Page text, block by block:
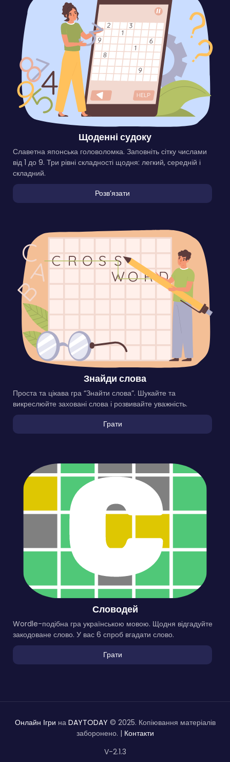
Щоденні судоку
Славетна японська головоломка. Заповніть сітку числами
від 1 до 9. Три рівні складності щодня: легкий, середній і
складний.
Розвʼязати
Знайди слова
Проста та цікава гра “Знайти слова”. Шукайте та
викреслюйте заховані слова і розвивайте уважність.
Грати
Словодей
Wordle-подібна гра українською мовою. Щодня відгадуйте
закодоване слово. У вас 6 спроб вгадати слово.
Грати
Онлайн Ігри на DAYTODAY © 2025. Копіювання матеріалів
заборонено. | Контакти
V-2.1.3